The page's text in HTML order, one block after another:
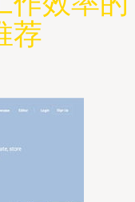
荐